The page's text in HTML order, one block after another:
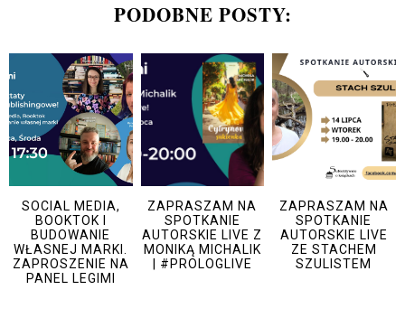
PODOBNE POSTY:
SOCIAL MEDIA,
BOOKTOK I
BUDOWANIE
WŁASNEJ MARKI.
ZAPROSZENIE NA
PANEL LEGIMI
ZAPRASZAM NA
SPOTKANIE
AUTORSKIE LIVE Z
MONIKĄ MICHALIK
| #PROLOGLIVE
ZAPRASZAM NA
SPOTKANIE
AUTORSKIE LIVE
ZE STACHEM
SZULISTEM